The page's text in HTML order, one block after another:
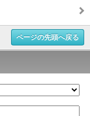
ページの先頭へ戻る